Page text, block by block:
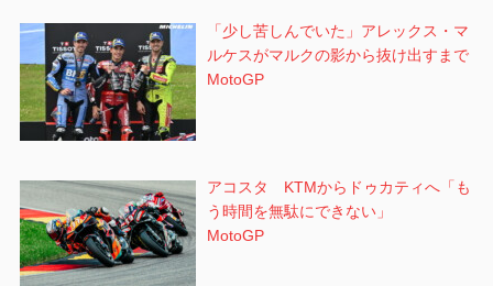
「少し苦しんでいた」アレックス・マ
ルケスがマルクの影から抜け出すまで
MotoGP
アコスタ KTMからドゥカティへ「も
う時間を無駄にできない」
MotoGP